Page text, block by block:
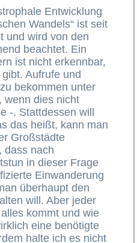
Entwicklung
Wandels“ ist seit
und wird von den
beachtet. Ein
ist nicht erkennbar,
Aufrufe und
bekommen unter
wenn dies nicht
-. Stattdessen will
das heißt, kann man
Großstädte
dass nach
in dieser Frage
Einwanderung
überhaupt den
will. Aber jeder
kommt und wie
eine benötigte
halte ich es nicht